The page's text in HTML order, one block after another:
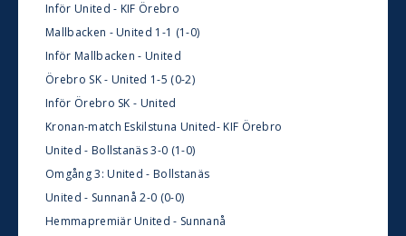
Inför United - KIF Örebro
Mallbacken - United 1-1 (1-0)
Inför Mallbacken - United
Örebro SK - United 1-5 (0-2)
Inför Örebro SK - United
Kronan-match Eskilstuna United- KIF Örebro
United - Bollstanäs 3-0 (1-0)
Omgång 3: United - Bollstanäs
United - Sunnanå 2-0 (0-0)
Hemmapremiär United - Sunnanå